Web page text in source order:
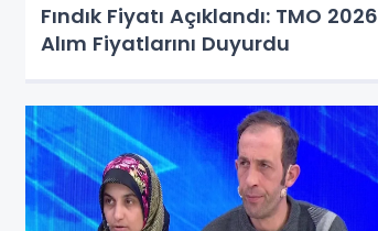
Fındık Fiyatı Açıklandı: TMO 2026
Alım Fiyatlarını Duyurdu